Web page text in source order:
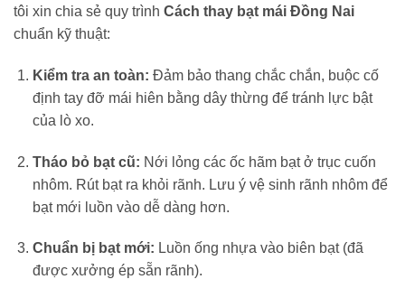
tôi xin chia sẻ quy trình Cách thay bạt mái Đồng Nai
chuẩn kỹ thuật:
Kiểm tra an toàn: Đảm bảo thang chắc chắn, buộc cố
định tay đỡ mái hiên bằng dây thừng để tránh lực bật
của lò xo.
Tháo bỏ bạt cũ: Nới lỏng các ốc hãm bạt ở trục cuốn
nhôm. Rút bạt ra khỏi rãnh. Lưu ý vệ sinh rãnh nhôm để
bạt mới luồn vào dễ dàng hơn.
Chuẩn bị bạt mới: Luồn ống nhựa vào biên bạt (đã
được xưởng ép sẵn rãnh).